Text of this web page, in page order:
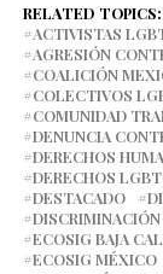
RELATED TOPICS:
ACTIVISTAS
AGRESIÓN
COALICIÓN
COLECTIVOS
COMUNIDAD
DENUNCIA
DERECHOS
DERECHOS
DESTACADO
ECOSIG BAJA
ECOSIG MÉXICO